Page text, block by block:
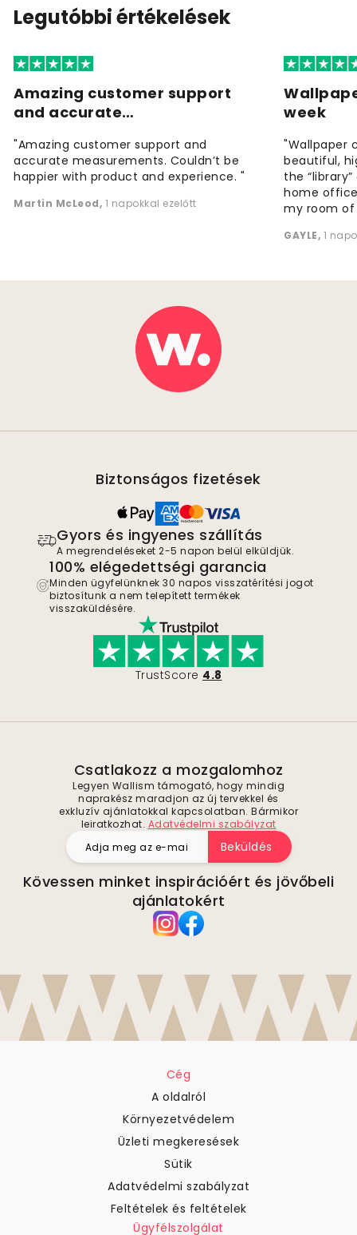
Legutóbbi értékelések
Amazing customer support
and accurate…
"Amazing customer support and
accurate measurements. Couldn’t be
happier with product and experience. "
Martin McLeod, 1 napokkal ezelőtt
week
"Wallpaper
beautiful,
the
home
my room of
GAYLE, 1
Biztonságos fizetések
Gyors és ingyenes szállítás
A megrendeléseket 2-5 napon belül elküldjük.
100% elégedettségi garancia
Minden ügyfelünknek 30 napos visszatérítési jogot
biztosítunk a nem telepített termékek
visszaküldésére.
TrustScore 4.8
Csatlakozz a mozgalomhoz
Legyen Wallism támogató, hogy mindig
naprakész maradjon az új tervekkel és
exkluzív ajánlatokkal kapcsolatban. Bármikor
leiratkozhat. Adatvédelmi szabályzat
Beküldés
Kövessen minket inspirációért és jövőbeli
ajánlatokért
Cég
A oldalról
Környezetvédelem
Üzleti megkeresések
Sütik
Adatvédelmi szabályzat
Feltételek és feltételek
Ügyfélszolgálat